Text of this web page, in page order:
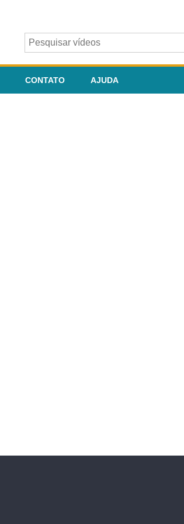
CONTATO AJUDA